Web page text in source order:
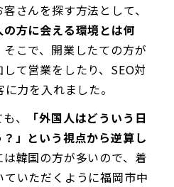
さんを探す方法として、
方に会える環境とは何
そこで、開業したての方が
て営業をしたり、SEO対
力を入れました。
、
「外国人はどういう日
」という視点から逆算し
は韓国の方が多いので、着
いただくように福岡市中